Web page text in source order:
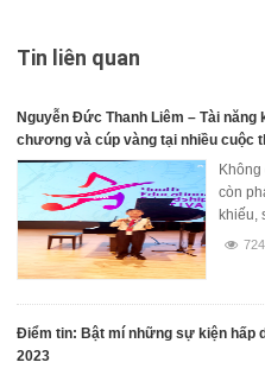
Tin liên quan
Nguyễn Đức Thanh Liêm – Tài
chương và cúp vàng tại nhiều cuộc
Không
còn
khiếu,
Điểm tin: Bật mí những sự kiện hấp
2023